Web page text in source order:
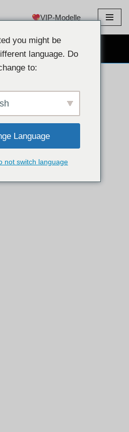
VIP-Modelle
you might be
language. Do
to:
Language
not switch language